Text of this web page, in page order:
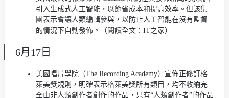
引入生成式人工智能，以節省成本和提高效率。但該集
團表示會讓人類編輯參與，以防止人工智能在沒有監督
的情況下自動發佈。（閱讀全文：IT之家）
6月17日
美國唱片學院（The Recording Academy）宣佈正修訂格
萊美獎規則，明確表示格萊美獎所有類目，均不收納完
全由非人類創作者創作的作品，只有“人類創作者”的作品